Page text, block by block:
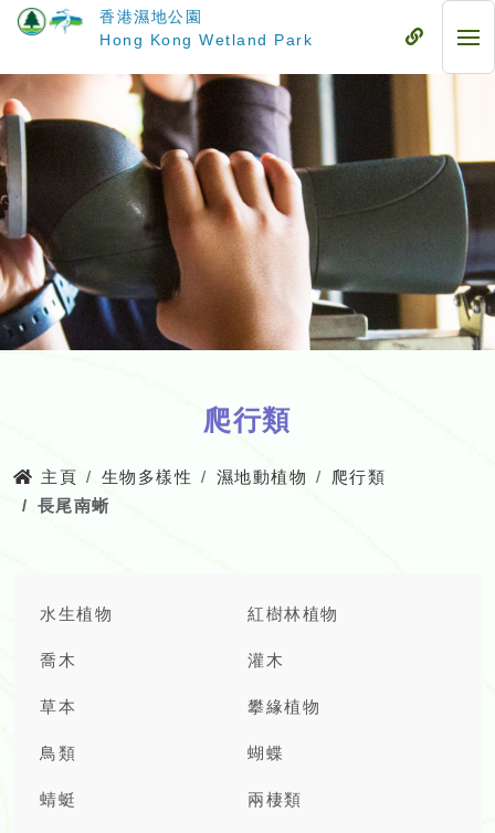
要
內
容
香港濕地公園
Hong Kong Wetland Park
流
流
動
爬行類
主頁 生物多樣性 濕地動植物
爬行類
長尾南蜥
水生植物 紅樹林植物
喬木 灌木
草本 攀緣植物
鳥類 蝴蝶
蜻蜓 兩棲類